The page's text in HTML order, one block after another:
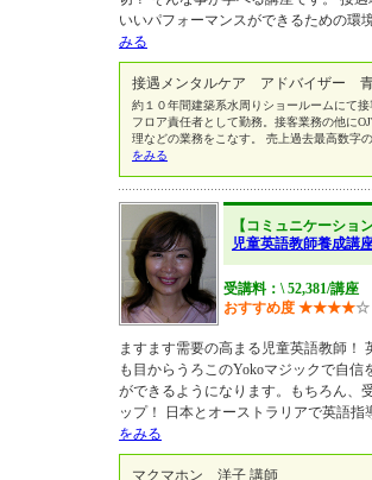
いいパフォーマンスができるための環
みる
接遇メンタルケア アドバイザー
約１０年間建築系水周りショールームにて
フロア責任者として勤務。接客業務の他に
理などの業務をこなす。 売上過去最高数字
をみる
【コミュニケーショ
児童英語教師養成講
受講料：\ 52,381/講座
おすすめ度 ★★★★☆
ますます需要の高まる児童英語教師！
も目からうろこのYokoマジックで自信
ができるようになります。もちろん、
ップ！ 日本とオーストラリアで英語指
をみる
マクマホン 洋子 講師